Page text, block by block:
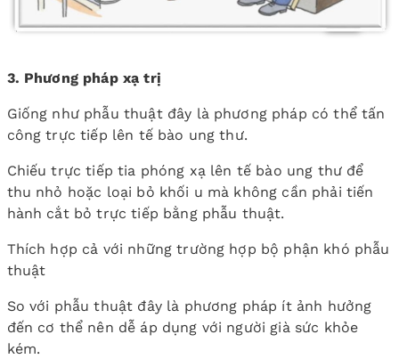
3. Phương pháp xạ trị
Giống như phẫu thuật đây là phương pháp có thể tấn
công trực tiếp lên tế bào ung thư.
Chiếu trực tiếp tia phóng xạ lên tế bào ung thư để
thu nhỏ hoặc loại bỏ khối u mà không cần phải tiến
hành cắt bỏ trực tiếp bằng phẫu thuật.
Thích hợp cả với những trường hợp bộ phận khó phẫu
thuật
So với phẫu thuật đây là phương pháp ít ảnh hưởng
đến cơ thể nên dễ áp dụng với người già sức khỏe
kém.